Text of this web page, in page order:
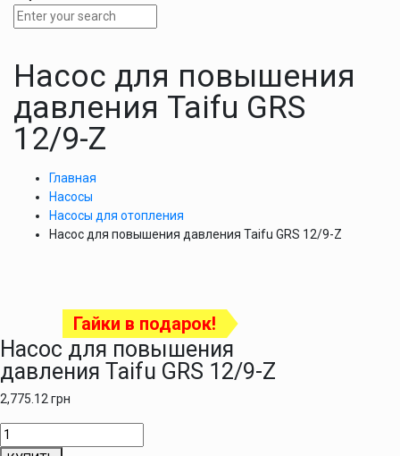
Насос для повышения
давления Taifu GRS
12/9-Z
Главная
Насосы
Насосы для отопления
Насос для повышения давления Taifu GRS 12/9-Z
Гайки в подарок!
Насос для повышения
давления Taifu GRS 12/9-Z
2,775.12 грн
Количество
товара